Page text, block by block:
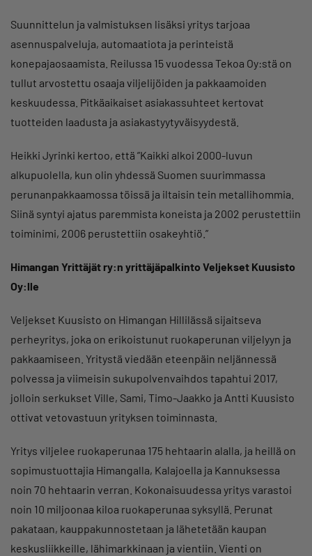
Suunnittelun ja valmistuksen lisäksi yritys tarjoaa
asennuspalveluja, automaatiota ja perinteistä
konepajaosaamista. Reilussa 15 vuodessa Tekoa Oy:stä on
tullut arvostettu osaaja viljelijöiden ja pakkaamoiden
keskuudessa. Pitkäaikaiset asiakassuhteet kertovat
tuotteiden laadusta ja asiakastyytyväisyydestä.
Heikki Jyrinki kertoo, että ”Kaikki alkoi 2000-luvun
alkupuolella, kun olin yhdessä Suomen suurimmassa
perunanpakkaamossa töissä ja iltaisin tein metallihommia.
Siinä syntyi ajatus paremmista koneista ja 2002 perustettiin
toiminimi, 2006 perustettiin osakeyhtiö.”
Himangan Yrittäjät ry:n yrittäjäpalkinto Veljekset Kuusisto
Oy:lle
Veljekset Kuusisto on Himangan Hillilässä sijaitseva
perheyritys, joka on erikoistunut ruokaperunan viljelyyn ja
pakkaamiseen. Yritystä viedään eteenpäin neljännessä
polvessa ja viimeisin sukupolvenvaihdos tapahtui 2017,
jolloin serkukset Ville, Sami, Timo-Jaakko ja Antti Kuusisto
ottivat vetovastuun yrityksen toiminnasta.
Yritys viljelee ruokaperunaa 175 hehtaarin alalla, ja heillä on
sopimustuottajia Himangalla, Kalajoella ja Kannuksessa
noin 70 hehtaarin verran. Kokonaisuudessa yritys varastoi
noin 10 miljoonaa kiloa ruokaperunaa syksyllä. Perunat
pakataan, kauppakunnostetaan ja lähetetään kaupan
keskusliikkeille, lähimarkkinaan ja vientiin. Vienti on